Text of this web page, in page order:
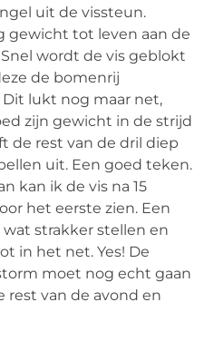
uit de vissteun.
gewicht tot leven aan de
wordt de vis geblokt
de bomenrij
lukt nog maar net,
zijn gewicht in de strijd
de rest van de dril diep
uit. Een goed teken.
kan ik de vis na 15
het eerste zien. Een
wat strakker stellen en
in het net. Yes! De
moet nog echt gaan
rest van de avond en